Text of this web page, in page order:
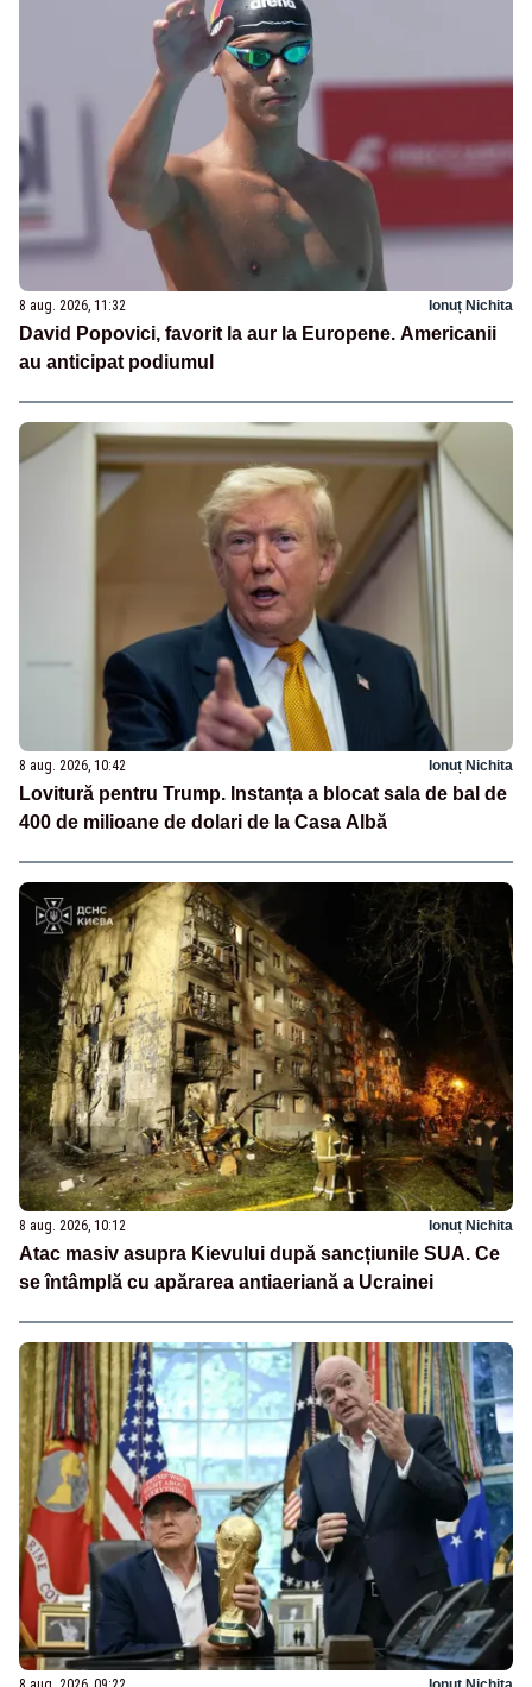
8 aug. 2026, 11:32 Ionuț Nichita
David Popovici, favorit la aur la Europene. Americanii
au anticipat podiumul
8 aug. 2026, 10:42 Ionuț Nichita
Lovitură pentru Trump. Instanța a blocat sala de bal de
400 de milioane de dolari de la Casa Albă
8 aug. 2026, 10:12 Ionuț Nichita
Atac masiv asupra Kievului după sancțiunile SUA. Ce
se întâmplă cu apărarea antiaeriană a Ucrainei